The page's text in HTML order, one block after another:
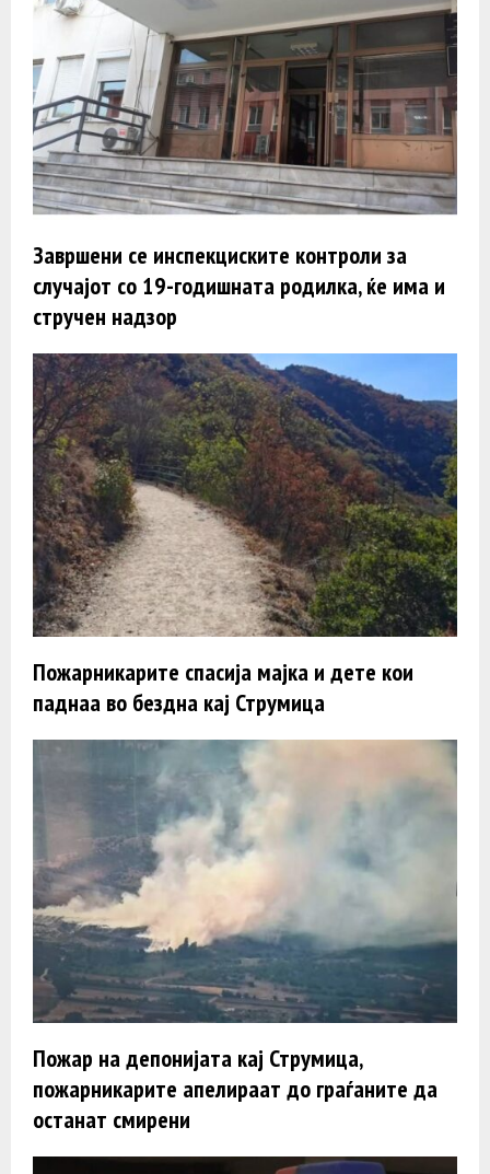
Завршени се инспекциските контроли за
случајот со 19-годишната родилка, ќе има и
стручен надзор
Пожарникарите спасија мајка и дете кои
паднаа во бездна кај Струмица
Пожар на депонијата кај Струмица,
пожарникарите апелираат до граѓаните да
останат смирени